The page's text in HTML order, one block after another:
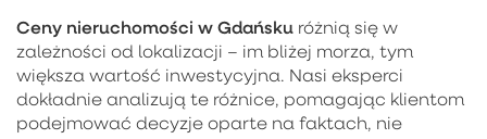
Ceny nieruchomości w Gdańsku różnią się w
zależności od lokalizacji – im bliżej morza, tym
większa wartość inwestycyjna. Nasi eksperci
dokładnie analizują te różnice, pomagając klientom
podejmować decyzje oparte na faktach, nie